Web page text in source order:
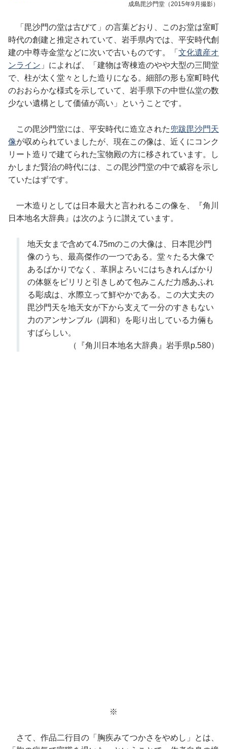
成島毘沙門堂（2015年9月撮影）
「毘沙門の堂は古びて」の言葉どおり、このお堂は室町
時代の創建と推定されていて、岩手県内では、平安時代創
建の中尊寺金堂などに次いで古いものです。「 文化遺産オ
ンライン 」によれば、「建物は寄棟造のやや大型の三間堂
で、柱が太く堂々とした造りになる。細部の形も室町時代
のおおらかな様式を示していて、岩手県下の中世仏堂の数
少ない遺構として価値が高い」ということです。
この毘沙門堂には、平安時代に造立された 兜跋毘沙門天
像が収められていましたが、現在この像は、近くにコンク
リート造りで建てられた宝物殿の方に移されています。し
かしまだ賢治の時代には、この毘沙門堂の中で威容を示し
ていたはずです。
一木造りとしては日本最大と言われるこの像を、『角川
日本地名大辞典』は次のように讃えています。
地天女まで含めて4.75mのこの大像は、日本毘沙門
像のうち、最高傑作の一つである。堂々たる大像で
あるばかりでなく、革胴よろいにはちきれんばかり
の体躯をピリリと引きしめて包みこんだ力感あふれ
る彫成は、水際立って鮮やかである。この大丈夫の
毘沙門天を地天女が下から支えて一分のすきもない
力のアンサンブル（調和）を彫り出している力倆も
すばらしい。
（『角川日本地名大辞典』岩手県p.580）
※
さて、作品二行目の「胸疾みてつかさをやめし」とは、